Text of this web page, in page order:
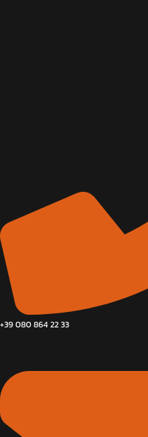
+39 080 864 22 33